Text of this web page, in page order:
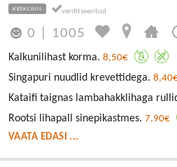
KESKLINN
0 1005
Kalkunilihast korma. 8,50€
Singapuri nuudlid krevettidega.
Kataifi taignas lambahakklihaga
Rootsi lihapall sinepikastmes. 7,90€
VAATA EDASI ...